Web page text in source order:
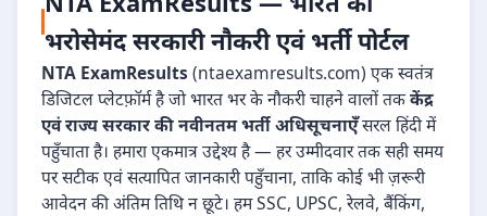
भरोसेमंद सरकारी नौकरी एवं भर्ती पोर्टल
NTA ExamResults (ntaexamresults.com) एक स्वतंत्र
डिजिटल प्लेटफ़ॉर्म है जो भारत भर के नौकरी चाहने वालों तककेंद्र
एवं राज्य सरकार की नवीनतम भर्ती अधिसूचनाएँसरल हिंदी में
पहुँचाता है। हमारा एकमात्र उद्देश्य है — हर उम्मीदवार तक सही समय
पर सटीक एवं सत्यापित जानकारी पहुँचाना, ताकि कोई भी ज़रूरी
आवेदन की अंतिम तिथि न छूटे। हम SSC, UPSC, रेलवे, बैंकिंग,